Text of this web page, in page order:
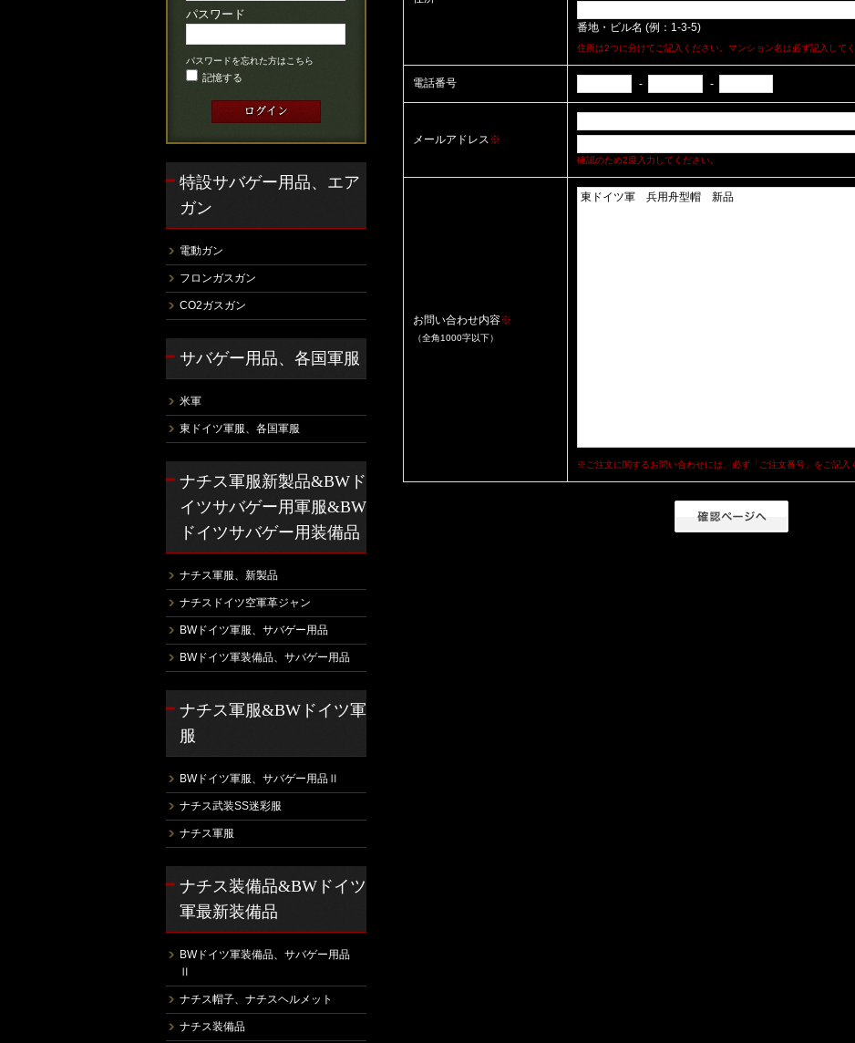
番地・ビル名 (例：1-3-5)
住所は2つに分けてご記入ください。マンション名は必ず記入してく
電話番号 - -
メールアドレス※
確認のため2度入力してください。
お問い合わせ内容※
（全角1000字以下）
※ご注文に関するお問い合わせには、必ず「ご注文番号」をご記入
パスワード
パスワードを忘れた方はこちら
記憶する
特設サバゲー用品、エア
ガン
電動ガン
フロンガスガン
CO2ガスガン
サバゲー用品、各国軍服
米軍
東ドイツ軍服、各国軍服
ナチス軍服新製品&BWド
イツサバゲー用軍服&BW
ドイツサバゲー用装備品
ナチス軍服、新製品
ナチスドイツ空軍革ジャン
BWドイツ軍服、サバゲー用品
BWドイツ軍装備品、サバゲー用品
ナチス軍服&BWドイツ軍
服
BWドイツ軍服、サバゲー用品Ⅱ
ナチス武装SS迷彩服
ナチス軍服
ナチス装備品&BWドイツ
軍最新装備品
BWドイツ軍装備品、サバゲー用品
Ⅱ
ナチス帽子、ナチスヘルメット
ナチス装備品